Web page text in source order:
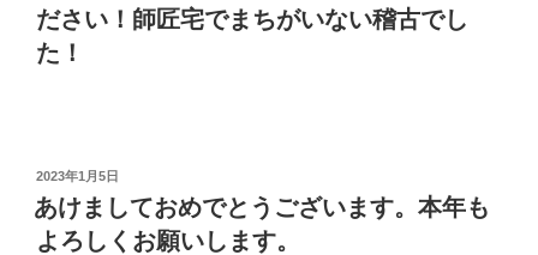
ださい！師匠宅でまちがいない稽古でし
た！
投
稿
日:
2023年1月5日
あけましておめでとうございます。本年も
よろしくお願いします。